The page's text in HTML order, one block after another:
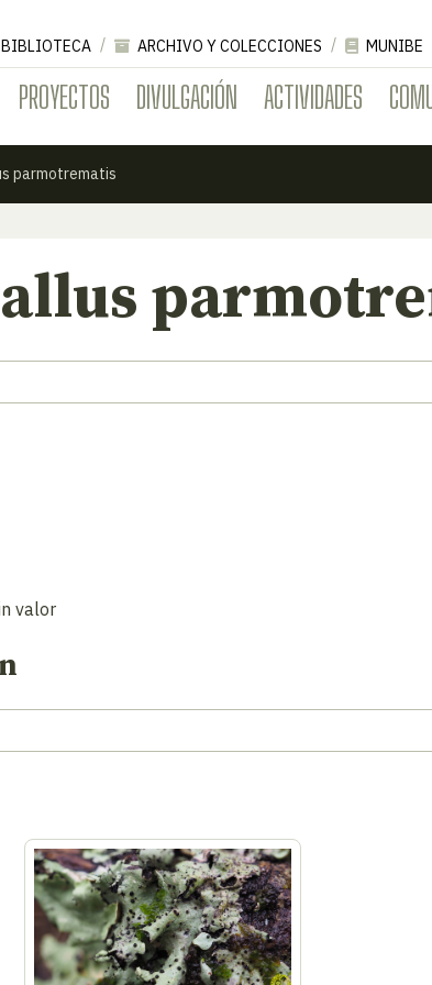
PROYECTOS DIVULGACIÓN ACTIVIDADES
BIBLIOTECA ARCHIVO Y COLECCIONES MUNIBE
parmotrematis
valor